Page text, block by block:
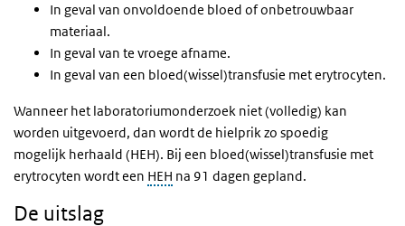
In geval van onvoldoende bloed of onbetrouwbaar
materiaal.
In geval van te vroege afname.
In geval van een bloed(wissel)transfusie met erytrocyten.
Wanneer het laboratoriumonderzoek niet (volledig) kan
worden uitgevoerd, dan wordt de hielprik zo spoedig
mogelijk herhaald (HEH). Bij een bloed(wissel)transfusie met
erytrocyten wordt een HEH na 91 dagen gepland.
De uitslag